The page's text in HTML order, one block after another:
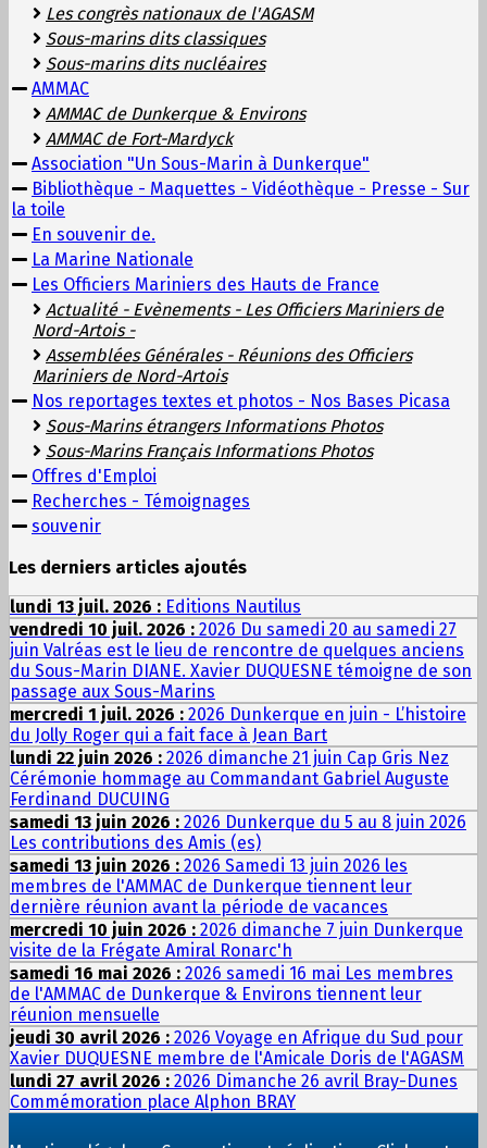
Les congrès nationaux de l'AGASM
Sous-marins dits classiques
Sous-marins dits nucléaires
AMMAC
AMMAC de Dunkerque & Environs
AMMAC de Fort-Mardyck
Association "Un Sous-Marin à Dunkerque"
Bibliothèque - Maquettes - Vidéothèque - Presse - Sur
la toile
En souvenir de.
La Marine Nationale
Les Officiers Mariniers des Hauts de France
Actualité - Evènements - Les Officiers Mariniers de
Nord-Artois -
Assemblées Générales - Réunions des Officiers
Mariniers de Nord-Artois
Nos reportages textes et photos - Nos Bases Picasa
Sous-Marins étrangers Informations Photos
Sous-Marins Français Informations Photos
Offres d'Emploi
Recherches - Témoignages
souvenir
Les derniers articles ajoutés
lundi 13 juil. 2026 : Editions Nautilus
vendredi 10 juil. 2026 : 2026 Du samedi 20 au samedi 27
juin Valréas est le lieu de rencontre de quelques anciens
du Sous-Marin DIANE. Xavier DUQUESNE témoigne de son
passage aux Sous-Marins
mercredi 1 juil. 2026 : 2026 Dunkerque en juin - L’histoire
du Jolly Roger qui a fait face à Jean Bart
lundi 22 juin 2026 : 2026 dimanche 21 juin Cap Gris Nez
Cérémonie hommage au Commandant Gabriel Auguste
Ferdinand DUCUING
samedi 13 juin 2026 : 2026 Dunkerque du 5 au 8 juin 2026
Les contributions des Amis (es)
samedi 13 juin 2026 : 2026 Samedi 13 juin 2026 les
membres de l'AMMAC de Dunkerque tiennent leur
dernière réunion avant la période de vacances
mercredi 10 juin 2026 : 2026 dimanche 7 juin Dunkerque
visite de la Frégate Amiral Ronarc'h
samedi 16 mai 2026 : 2026 samedi 16 mai Les membres
de l'AMMAC de Dunkerque & Environs tiennent leur
réunion mensuelle
jeudi 30 avril 2026 : 2026 Voyage en Afrique du Sud pour
Xavier DUQUESNE membre de l'Amicale Doris de l'AGASM
lundi 27 avril 2026 : 2026 Dimanche 26 avril Bray-Dunes
Commémoration place Alphon BRAY